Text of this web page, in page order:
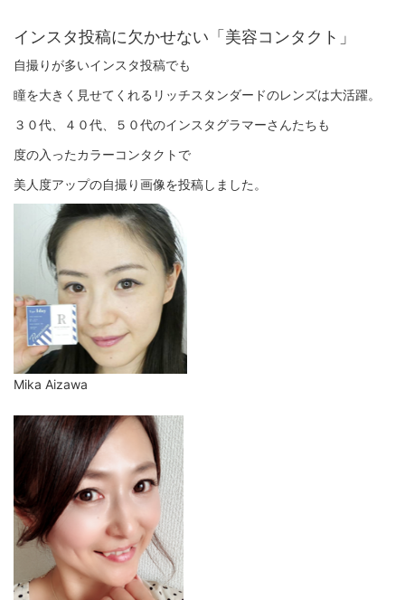
インスタ投稿に欠かせない「美容コンタクト」
自撮りが多いインスタ投稿でも
瞳を大きく見せてくれるリッチスタンダードのレンズは大活躍。
３０代、４０代、５０代のインスタグラマーさんたちも
度の入ったカラーコンタクトで
美人度アップの自撮り画像を投稿しました。
Mika Aizawa